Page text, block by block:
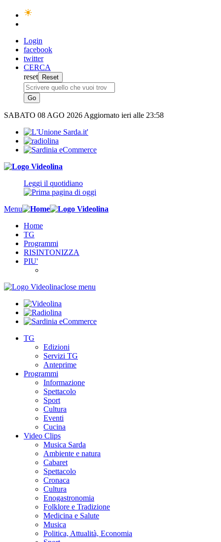
Login
facebook
twitter
CERCA
reset
SABATO 08 AGO 2026 Aggiornato ieri alle 23:58
Leggi il quotidiano
Menu
Home
TG
Programmi
RISINTONIZZA
PIU'
close menu
TG
Edizioni
Servizi TG
Anteprime
Programmi
Informazione
Spettacolo
Sport
Cultura
Eventi
Cucina
Video Clips
Musica Sarda
Ambiente e natura
Cabaret
Spettacolo
Cronaca
Cultura
Enogastronomia
Folklore e Tradizione
Medicina e Salute
Musica
Politica, Attualità, Economia